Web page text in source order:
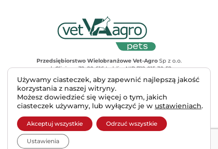
Przedsiębiorstwo Wielobranżowe Vet-AgroSp z o.o.
ul. Gliniana 32, 20-616 Lublin, NIP 712-015-30-52
Adres do korespondencji : ul. Mełgiewska 18, 20-234 Lublin
tel. +48 81 445 23 00, e-mail vet-agro@vet-agro.pl
www.vet-agro.pl
Copyright © 2025 VET-AGRO Sp. z o. o.
Made with
Używamy ciasteczek, aby zapewnić najlepszą jakość
korzystania z naszej witryny.
Możesz dowiedzieć się więcej o tym, jakich
ciasteczek używamy, lub wyłączyć je w ustawieniach.
Akceptuj wszystkie Odrzuć wszystkie
Ustawienia